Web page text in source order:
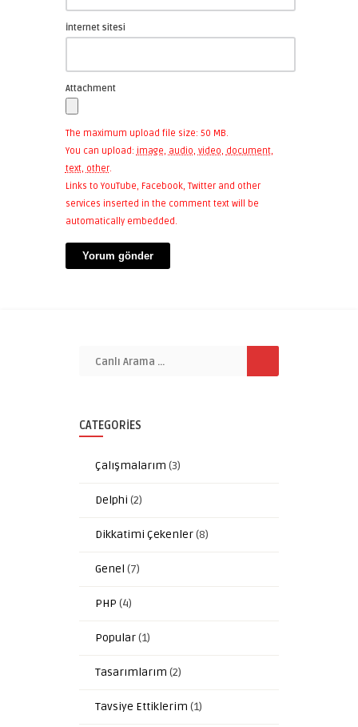
İnternet sitesi
Attachment
The maximum upload file size: 50 MB.
You can upload: image audio video document,
text, other.
Links to YouTube, Facebook, Twitter and other
services inserted in the comment text will be
automatically embedded.
CATEGORIES
Çalışmalarım (3)
Delphi (2)
Dikkatimi Çekenler(8)
Genel (7)
PHP (4)
Popular(1)
Tasarımlarım (2)
Tavsiye Ettiklerim (1)